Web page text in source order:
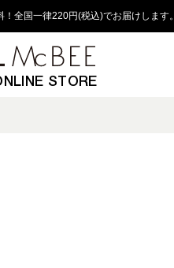
全国一律220円(税込)でお届けします。
STORE